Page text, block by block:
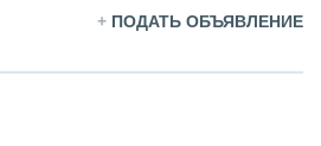
+ ПОДАТЬ ОБЪЯВЛЕНИЕ